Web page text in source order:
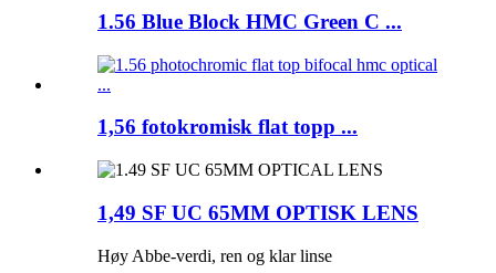
1.56 Blue Block HMC Green C ...
1,56 fotokromisk flat topp ...
1,49 SF UC 65MM OPTISK LENS
Høy Abbe-verdi, ren og klar linse